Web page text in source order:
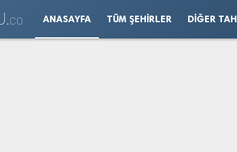
CO ANASAYFA TÜM ŞEHIRLER DIĞER